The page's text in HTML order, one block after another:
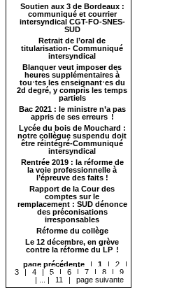
Soutien aux 3 de Bordeaux :
communiqué et courrier
intersyndical CGT-FO-SNES-
SUD
Retrait de l’oral de
titularisation- Communiqué
intersyndical
Blanquer veut imposer des
heures supplémentaires à
tou⋅tes les enseignant⋅es du
2d degré, y compris les temps
partiels
Bac 2021 : le ministre n’a pas
appris de ses erreurs !
Lycée du bois de Mouchard :
notre collègue suspendu doit
être réintégré-Communiqué
intersyndical
Rentrée 2019 : la réforme de
la voie professionnelle à
l’épreuve des faits !
Rapport de la Cour des
comptes sur le
remplacement : SUD dénonce
des préconisations
irresponsables
Réforme du collège
Le 12 décembre, en grève
contre la réforme du LP !
page précédente
| 1 | 2
|
3
| 4 | 5 | 6 | 7 | 8 |
9
|
| 11 | page suivante